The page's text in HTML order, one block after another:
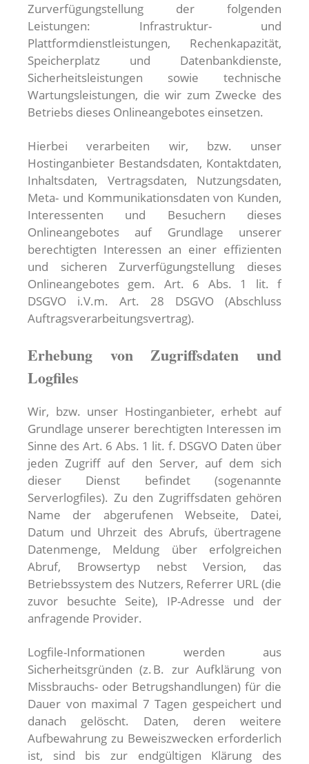
Zurverfügungstellung der folgenden
Leistungen: Infrastruktur- und
Plattformdienstleistungen, Rechenkapazität,
Speicherplatz und Datenbankdienste,
Sicherheitsleistungen sowie technische
Wartungsleistungen, die wir zum Zwecke des
Betriebs dieses Onlineangebotes einsetzen.
Hierbei verarbeiten wir, bzw. unser
Hostinganbieter Bestandsdaten, Kontaktdaten,
Inhaltsdaten, Vertragsdaten, Nutzungsdaten,
Meta- und Kommunikationsdaten von Kunden,
Interessenten und Besuchern dieses
Onlineangebotes auf Grundlage unserer
berechtigten Interessen an einer effizienten
und sicheren Zurverfügungstellung dieses
Onlineangebotes gem. Art. 6 Abs. 1 lit. f
DSGVO i.V.m. Art. 28 DSGVO (Abschluss
Auftragsverarbeitungsvertrag).
Erhebung von Zugriffsdaten und
Logfiles
Wir, bzw. unser Hostinganbieter, erhebt auf
Grundlage unserer berechtigten Interessen im
Sinne des Art. 6 Abs. 1 lit. f. DSGVO Daten über
jeden Zugriff auf den Server, auf dem sich
dieser Dienst befindet (sogenannte
Serverlogfiles). Zu den Zugriffsdaten gehören
Name der abgerufenen Webseite, Datei,
Datum und Uhrzeit des Abrufs, übertragene
Datenmenge, Meldung über erfolgreichen
Abruf, Browsertyp nebst Version, das
Betriebssystem des Nutzers, Referrer URL (die
zuvor besuchte Seite), IP-Adresse und der
anfragende Provider.
Logfile-Informationen werden aus
Sicherheitsgründen (z. B. zur Aufklärung von
Missbrauchs- oder Betrugshandlungen) für die
Dauer von maximal 7 Tagen gespeichert und
danach gelöscht. Daten, deren weitere
Aufbewahrung zu Beweiszwecken erforderlich
ist, sind bis zur endgültigen Klärung des